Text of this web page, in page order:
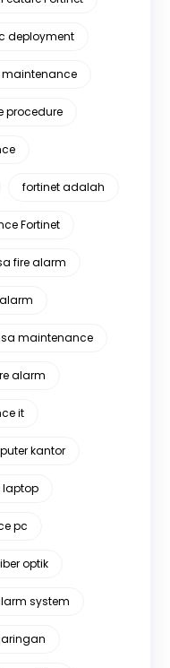
deployment
procedure
fortinet adalah
Fortinet
fire alarm
maintenance
alarm
it
kantor
pc
optik
system